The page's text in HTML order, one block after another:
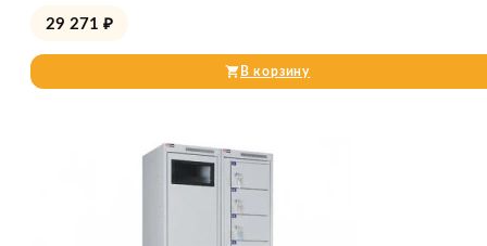
29 271 ₽
В корзину